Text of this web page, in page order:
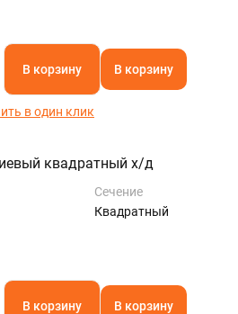
В корзину В корзину
в один клик
квадратный х/д
Сечение
Квадратный
В корзину В корзину